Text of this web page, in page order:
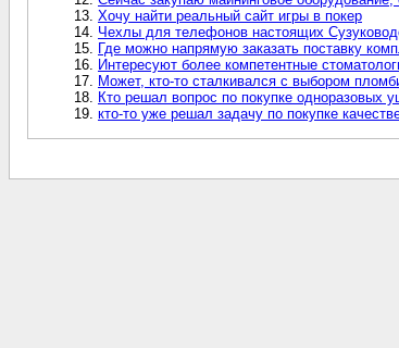
Хочу найти реальный сайт игры в покер
Чехлы для телефонов настоящих
Где можно напрямую заказать поставку
Интересуют более компетентные
Может, кто-то сталкивался с выбором
Кто решал вопрос по покупке одноразовых
кто-то уже решал задачу по покупке